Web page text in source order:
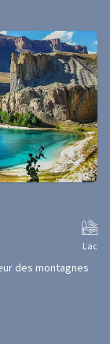
Lac
des montagnes